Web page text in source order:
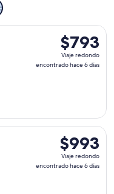
$793
Viaje
redondo,
$793
Viaje redondo
encontrado hace 6 días
con salida el
$993
Viaje
redondo,
$993
Viaje redondo
encontrado hace 6 días
con salida el